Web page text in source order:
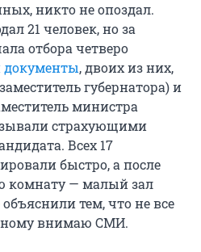
никто не опоздал.
21 человек, но за
отбора четверо
документы, двоих из них,
губернатора) и
министра
страхующими
Всех 17
быстро, а после
комнату — малый зал
тем, что не все
внимаю СМИ.